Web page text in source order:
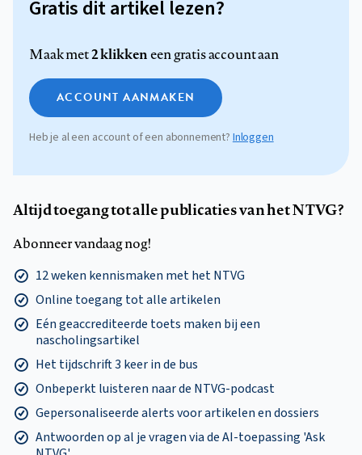
Gratis dit artikel lezen?
Maak met2 klikkeneen gratis account aan
ACCOUNT AANMAKEN
Heb je al een account of een abonnement? Inloggen
Altijd toegang tot alle publicaties van het NTVG?
Abonneer vandaag nog!
12 weken kennismaken met het NTVG
Online toegang tot alle artikelen
Eén geaccrediteerde toets maken bij een
nascholingsartikel
Het tijdschrift 3 keer in de bus
Onbeperkt luisteren naar de NTVG-podcast
Gepersonaliseerde alerts voor artikelen en dossiers
Antwoorden op al je vragen via de AI-toepassing 'Ask